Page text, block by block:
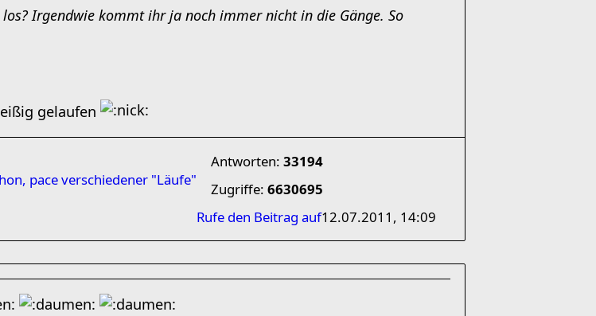
Irgendwie kommt ihr ja noch immer nicht in die Gänge. So
gelaufen
pace verschiedener "Läufe"
Antworten: 33194
Zugriffe: 6630695
12.07.2011, 14:09
Rufe den Beitrag auf